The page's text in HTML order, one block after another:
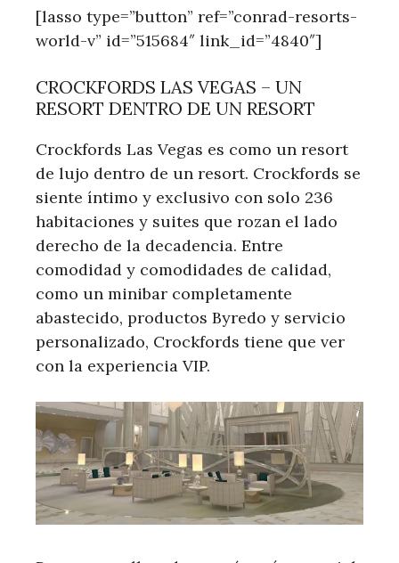
[lasso type=”button” ref=”conrad-resorts-
world-v” id=”515684″ link_id=”4840″]
CROCKFORDS LAS VEGAS – UN
RESORT DENTRO DE UN RESORT
Crockfords Las Vegas es como un resort
de lujo dentro de un resort. Crockfords se
siente íntimo y exclusivo con solo 236
habitaciones y suites que rozan el lado
derecho de la decadencia. Entre
comodidad y comodidades de calidad,
como un minibar completamente
abastecido, productos Byredo y servicio
personalizado, Crockfords tiene que ver
con la experiencia VIP.